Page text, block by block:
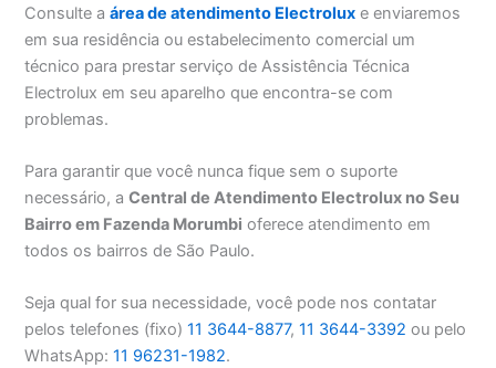
Consulte aárea de atendimento Electrolux e enviaremos
em sua residência ou estabelecimento comercial um
técnico para prestar serviço de Assistência Técnica
Electrolux em seu aparelho que encontra-se com
problemas.
Para garantir que você nunca fique sem o suporte
necessário, aCentral de Atendimento Electrolux no Seu
Bairro em Fazenda Morumbi oferece atendimento em
todos os bairros de São Paulo.
Seja qual for sua necessidade, você pode nos contatar
pelos telefones (fixo)11 3644-8877,11 3644-3392 ou pelo
WhatsApp:11 96231-1982.